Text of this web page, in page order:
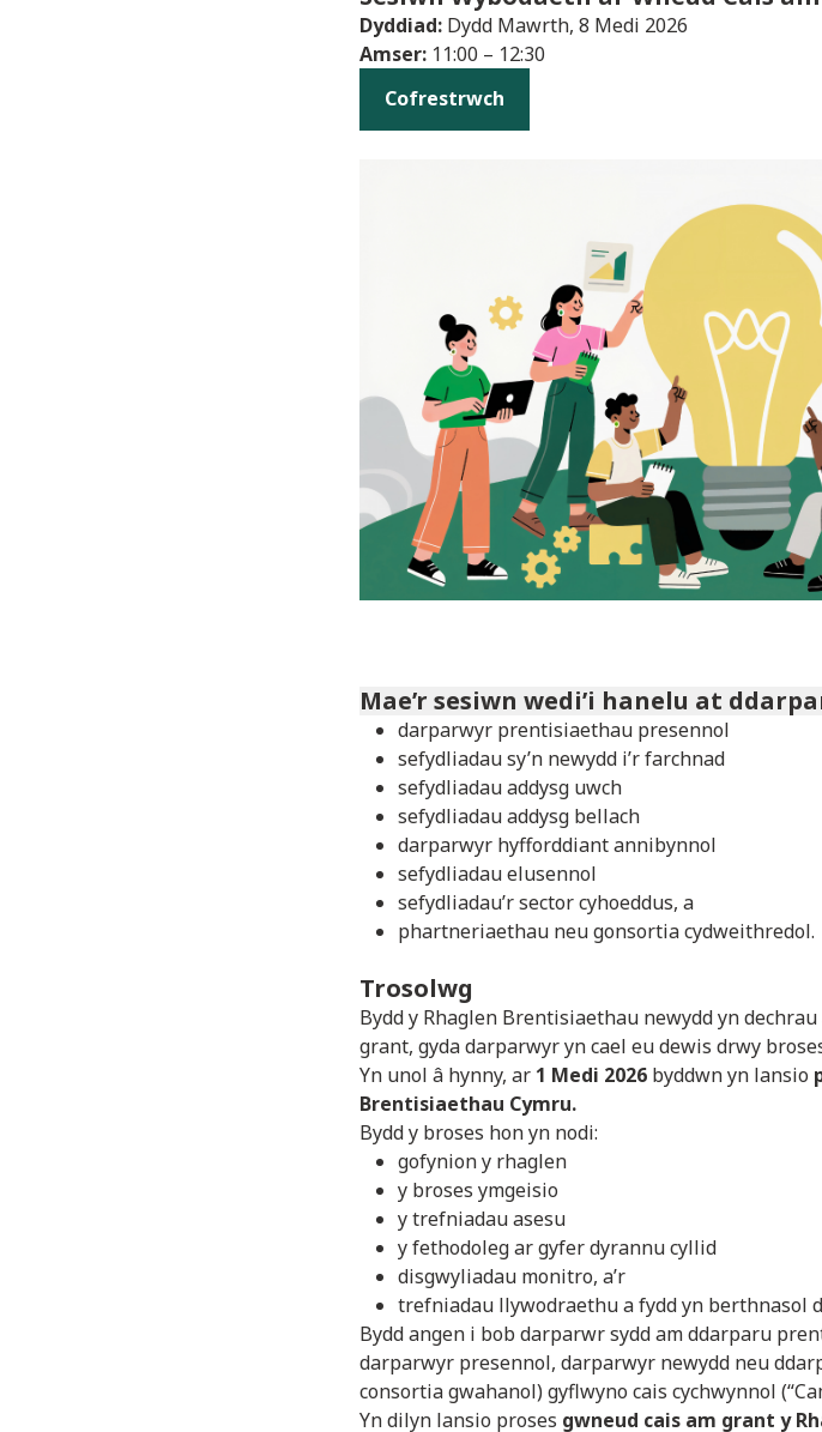
Dyddiad: Dydd Mawrth, 8 Medi 2026
Amser: 11:00 – 12:30
Cofrestrwch
Mae’r sesiwn wedi’i hanelu at
darparwyr prentisiaethau presennol
sefydliadau sy’n newydd i’r farchnad
sefydliadau addysg uwch
sefydliadau addysg bellach
darparwyr hyfforddiant annibynnol
sefydliadau elusennol
sefydliadau’r sector cyhoeddus, a
phartneriaethau neu gonsortia cydweithredol.
Trosolwg
Bydd y Rhaglen Brentisiaethau newydd yn
grant, gyda darparwyr yn cael eu dewis drwy
Yn unol â hynny, ar 1 Medi 2026 byddwn yn lansio
Brentisiaethau Cymru.
Bydd y broses hon yn nodi:
gofynion y rhaglen
y broses ymgeisio
y trefniadau asesu
y fethodoleg ar gyfer dyrannu cyllid
disgwyliadau monitro, a’r
trefniadau llywodraethu a fydd yn berthnasol
Bydd angen i bob darparwr sydd am ddarparu
darparwyr presennol, darparwyr newydd neu
consortia gwahanol) gyflwyno cais cychwynnol
Yn dilyn lansio proses gwneud cais am grant y